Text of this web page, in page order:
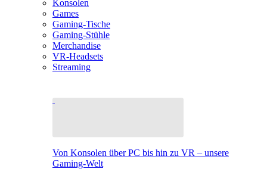
Konsolen
Games
Gaming-Tische
Gaming-Stühle
Merchandise
VR-Headsets
Streaming
Von Konsolen über PC bis hin zu VR – unsere
Gaming-Welt